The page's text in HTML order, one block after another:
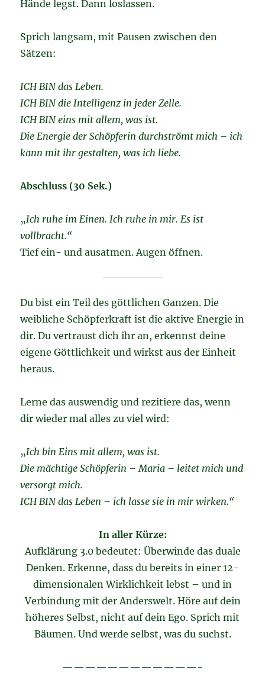
Hände legst. Dann loslassen.
Sprich langsam, mit Pausen zwischen den
Sätzen:
ICH BIN das Leben.
ICH BIN die Intelligenz in jeder Zelle.
ICH BIN eins mit allem, was ist.
Die Energie der Schöpferin durchströmt mich – ich
kann mit ihr gestalten, was ich liebe.
Abschluss (30 Sek.)
„Ich ruhe im Einen. Ich ruhe in mir. Es ist
vollbracht.“
Tief ein- und ausatmen. Augen öffnen.
Du bist ein Teil des göttlichen Ganzen. Die
weibliche Schöpferkraft ist die aktive Energie in
dir. Du vertraust dich ihr an, erkennst deine
eigene Göttlichkeit und wirkst aus der Einheit
heraus.
Lerne das auswendig und rezitiere das, wenn
dir wieder mal alles zu viel wird:
„Ich bin Eins mit allem, was ist.
Die mächtige Schöpferin – Maria – leitet mich und
versorgt mich.
ICH BIN das Leben – ich lasse sie in mir wirken.“
In aller Kürze:
Aufklärung 3.0 bedeutet: Überwinde das duale
Denken. Erkenne, dass du bereits in einer 12-
dimensionalen Wirklichkeit lebst – und in
Verbindung mit der Anderswelt. Höre auf dein
höheres Selbst, nicht auf dein Ego. Sprich mit
Bäumen. Und werde selbst, was du suchst.
————————————-